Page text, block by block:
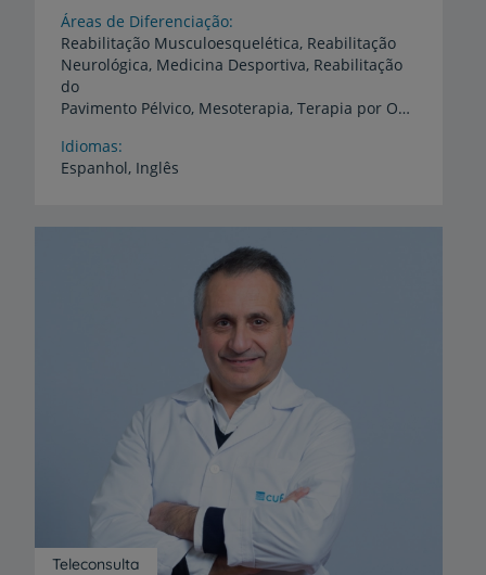
Áreas de Diferenciação
Reabilitação Musculoesquelética, Reabilitação
Neurológica, Medicina Desportiva, Reabilitação
do
Pavimento Pélvico, Mesoterapia, Terapia por Ondas de Choque
Idiomas
Espanhol, Inglês
Teleconsulta